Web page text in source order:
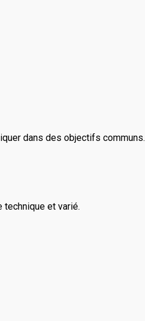
dans des objectifs communs.
technique et varié.